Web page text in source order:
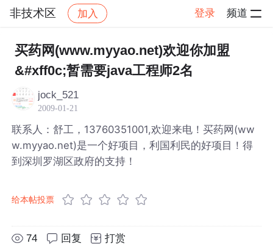
非技术区 加入 登录 频道
社区 非技术区
买药网(www.myyao.net)欢迎你加盟
&#xff0c;暂需要java工程师2名
jock_521
2009-01-21
联系人：舒工，13760351001,欢迎来电！买药网(ww
w.myyao.net)是一个好项目，利国利民的好项目！得
到深圳罗湖区政府的支持！
给本帖投票
74 回复 打赏